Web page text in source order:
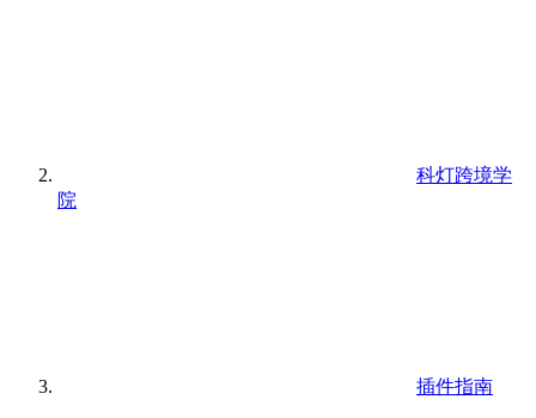
科灯跨境学
院
插件指南